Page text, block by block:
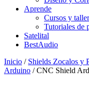
Aprende
Cursos y
Tutoriales de
Satelital
BestAudio
Inicio / Shields Zocalos y
Arduino / CNC Shield